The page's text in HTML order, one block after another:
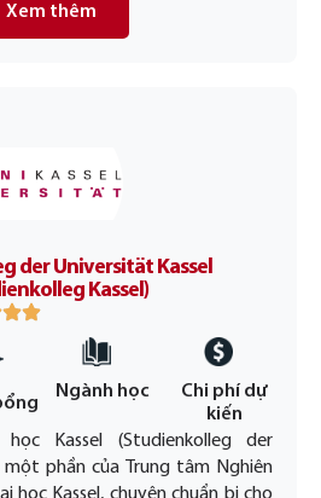
Xem thêm
der Universität Kassel
Kassel)
Ngành học
Chi phí dự
kiến
Kassel (Studienkolleg der
một phần của Trung tâm Nghiên